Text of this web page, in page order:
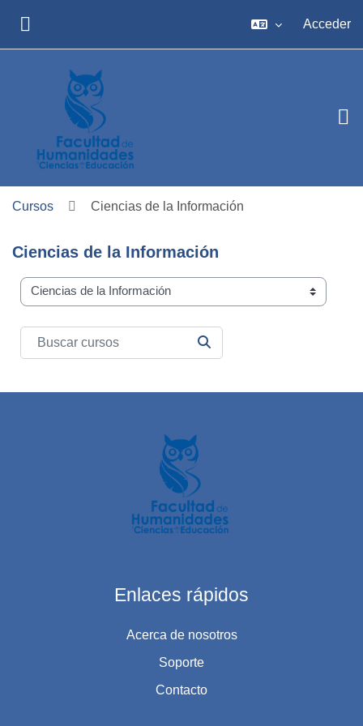
Acceder
Cursos Ciencias de la Información
Ciencias de la Información
Carreras
Buscar cursos
BUSCAR CURSOS
Enlaces rápidos
Acerca de nosotros
Soporte
Contacto